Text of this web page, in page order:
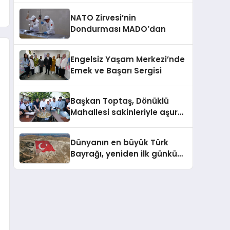
NATO Zirvesi’nin
Dondurması MADO’dan
Engelsiz Yaşam Merkezi’nde
Emek ve Başarı Sergisi
Başkan Toptaş, Dönüklü
Mahallesi sakinleriyle aşure
Dünyanın en büyük Türk
Bayrağı, yeniden ilk günkü